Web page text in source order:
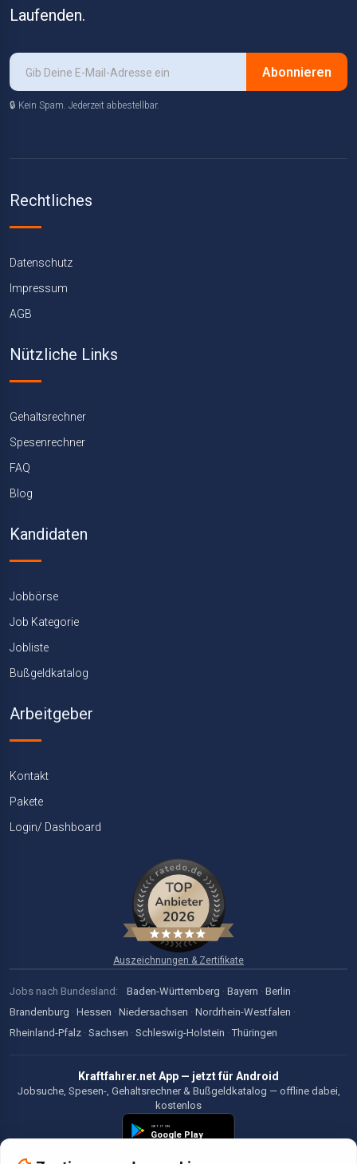
Laufenden.
Abonnieren
🔒 Kein Spam. Jederzeit abbestellbar.
Rechtliches
Datenschutz
Impressum
AGB
Nützliche Links
Gehaltsrechner
Spesenrechner
FAQ
Blog
Kandidaten
Jobbörse
Job Kategorie
Jobliste
Bußgeldkatalog
Arbeitgeber
Kontakt
Pakete
Login/ Dashboard
Auszeichnungen & Zertifikate
Jobs nach Bundesland: Baden-Württemberg · Bayern · Berlin ·
Brandenburg · Hessen · Niedersachsen · Nordrhein-Westfalen ·
Rheinland-Pfalz · Sachsen · Schleswig-Holstein · Thüringen
Kraftfahrer.net App — jetzt für Android
Jobsuche, Spesen-, Gehaltsrechner & Bußgeldkatalog — offline dabei,
kostenlos